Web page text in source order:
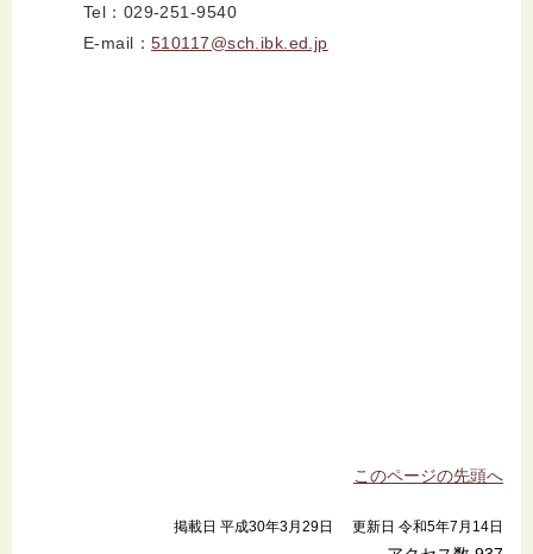
Tel：029-251-9540
E-mail：510117@sch.ibk.ed.jp
このページの先頭へ
掲載日 平成30年3月29日 更新日 令和5年7月14日